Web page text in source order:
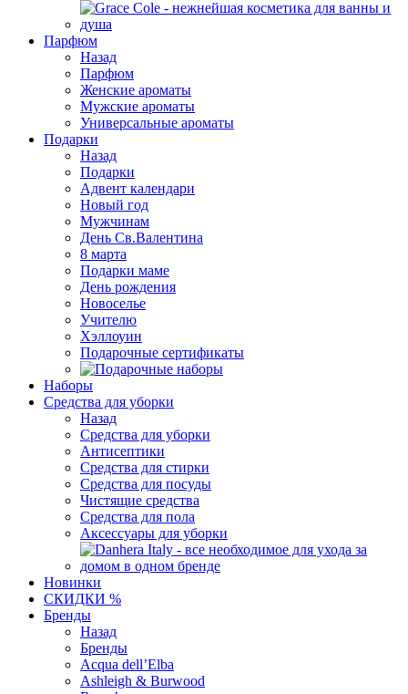
Парфюм
Назад
Парфюм
Женские ароматы
Мужские ароматы
Универсальные ароматы
Подарки
Назад
Подарки
Адвент календари
Новый год
Мужчинам
День Св.Валентина
8 марта
Подарки маме
День рождения
Новоселье
Учителю
Хэллоуин
Подарочные сертификаты
Наборы
Средства для уборки
Назад
Средства для уборки
Антисептики
Средства для стирки
Средства для посуды
Чистящие средства
Средства для пола
Аксессуары для уборки
Новинки
СКИДКИ %
Бренды
Назад
Бренды
Acqua dell’Elba
Ashleigh & Burwood